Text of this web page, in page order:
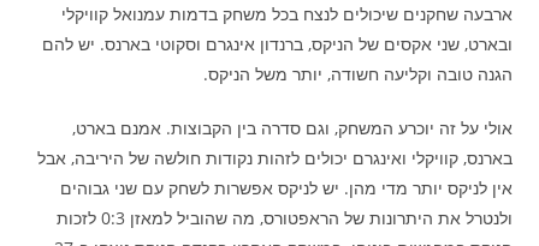
ארבעה שחקנים שיכולים לנצח בכל משחק בדמות עמנואל קוויקלי
ובארט, שני אקסים של הניקס, ברנדון אינגרם וסקוטי בארנס. יש להם
הגנה טובה וקליעה חשודה, יותר משל הניקס.
אולי על זה יוכרע המשחק, וגם סדרה בין הקבוצות. אמנם בארט,
בארנס, קוויקלי ואינגרם יכולים לזהות נקודות חולשה של היריבה, אבל
אין לניקס יותר מדי מהן. יש לניקס אפשרות לשחק עם שני גבוהים
ולנטרל את היתרונות של הראפטורס, מה שהוביל למאזן 0:3 לזכות